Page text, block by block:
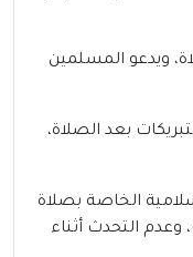
ويدعو المسلمين
بعد الصلاة،
الخاصة بصلاة
وعدم التحدث أثناء